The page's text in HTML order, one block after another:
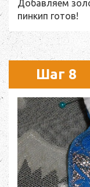
Добавляем
пинкип готов!
Шаг 8